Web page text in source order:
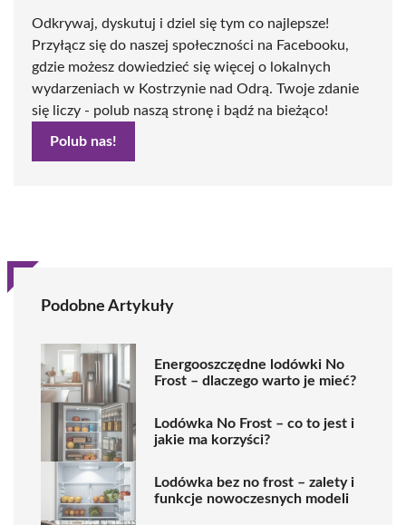
Odkrywaj, dyskutuj i dziel się tym co najlepsze!
Przyłącz się do naszej społeczności na Facebooku,
gdzie możesz dowiedzieć się więcej o lokalnych
wydarzeniach w Kostrzynie nad Odrą. Twoje zdanie
się liczy - polub naszą stronę i bądź na bieżąco!
Polub nas!
Podobne Artykuły
Energooszczędne lodówki No
Frost – dlaczego warto je mieć?
Lodówka No Frost – co to jest i
jakie ma korzyści?
Lodówka bez no frost – zalety i
funkcje nowoczesnych modeli